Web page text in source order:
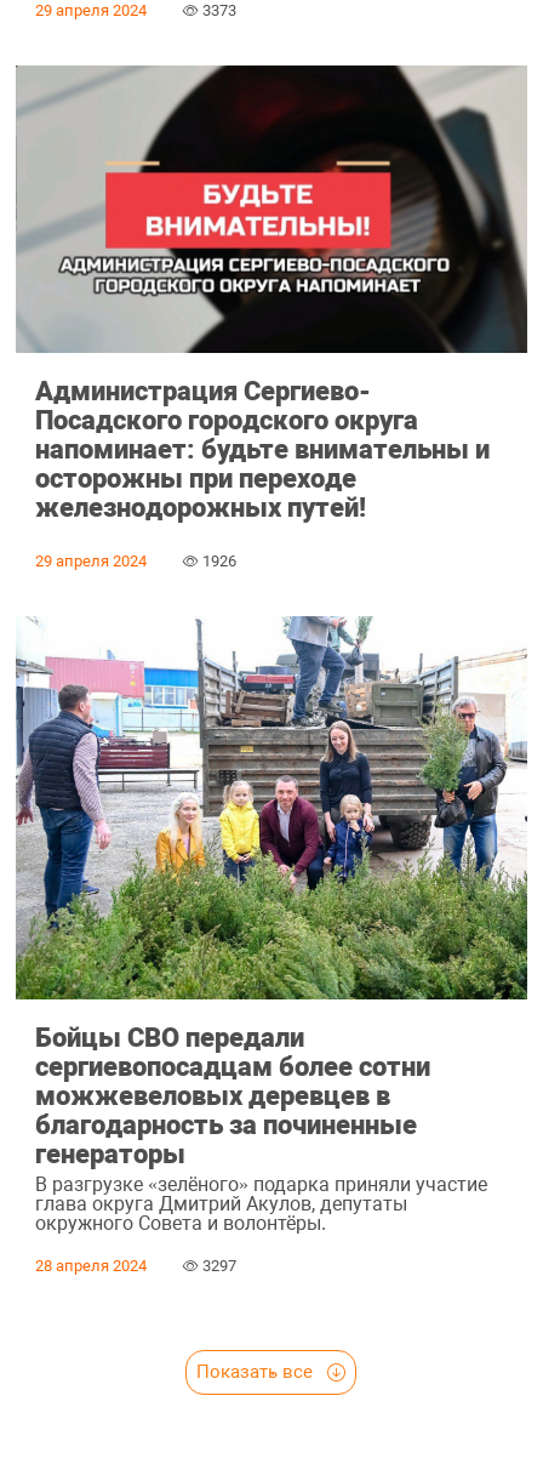
29 апреля 2024 3373
Администрация Сергиево-
Посадского городского округа
напоминает: будьте внимательны и
осторожны при переходе
железнодорожных путей!
29 апреля 2024 1926
Бойцы СВО передали
сергиевопосадцам более сотни
можжевеловых деревцев в
благодарность за починенные
генераторы
В разгрузке «зелёного» подарка приняли участие
глава округа Дмитрий Акулов, депутаты
окружного Совета и волонтёры.
28 апреля 2024 3297
Показать все